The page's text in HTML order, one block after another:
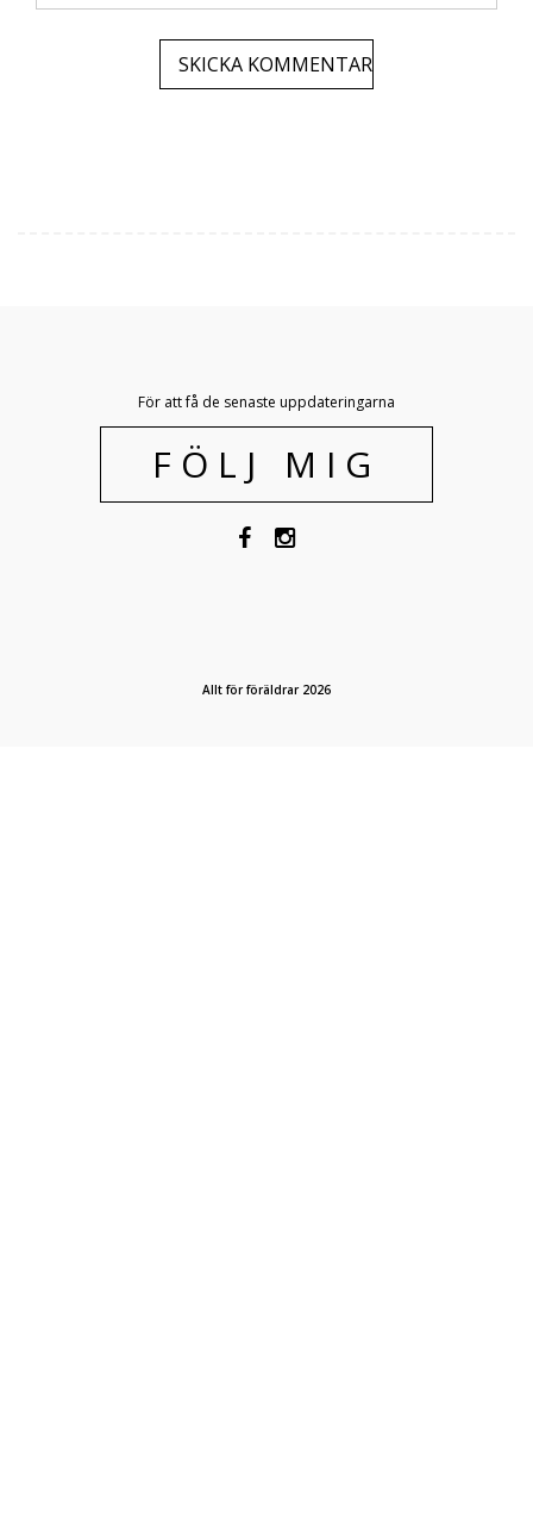
För att få de senaste uppdateringarna
FÖLJ MIG
Allt för föräldrar 2026